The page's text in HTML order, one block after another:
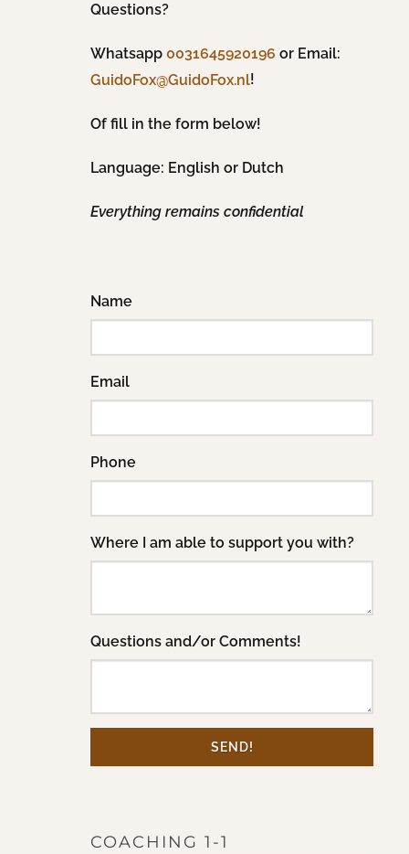
Questions?
Whatsapp 0031645920196 or Email:
GuidoFox@GuidoFox.nl!
Of fill in the form below!
Language: English or Dutch
Everything remains confidential
Name
Email
Phone
Where I am able to support you with?
Questions and/or Comments!
SEND!
COACHING 1-1